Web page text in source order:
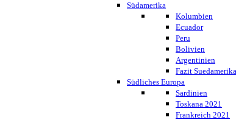
Südamerika
Kolumbien
Ecuador
Peru
Bolivien
Argentinien
Fazit Suedamerika
Südliches Europa
Sardinien
Toskana 2021
Frankreich 2021